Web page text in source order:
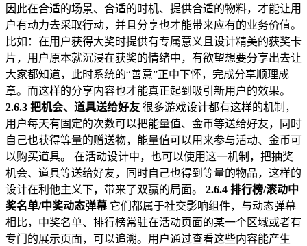
因此在合适的场景、合适的时机、提供合适的物料，才能让用
户有动力去采取行动，并且分享也才能带来应有的业务价值。
比如：在用户获得大奖时提供有专属意义且设计精美的获奖卡
片，用户原本就沉浸在获奖的情绪中，有欲望想要分享出去让
大家都知道，此时系统的“善意”正中下怀，完成分享顺理成
章。而这样的分享内容也才能真正起到吸引新用户的效果。
2.6.3 把机会、道具送给好友 很多游戏设计都有这样的机制，
用户每天有固定的次数可以把能量值、金币等送给好友，同时
自己也获得等量的赠送物，能量值可以用来参与活动、金币可
以购买道具。 在活动设计中，也可以使用这一机制，把抽奖
机会、道具等送给好友，同时自己也得到等量的物品，这样的
设计在利他主义下，带来了双赢的局面。 2.6.4 排行榜/滚动中
奖名单/中奖动态弹幕它们都属于社交影响组件，与动态弹幕
相比，中奖名单、排行榜常驻在活动页面的某一个区域或者有
专门的展示页面，可以追溯。用户通过查看这些内容能产生